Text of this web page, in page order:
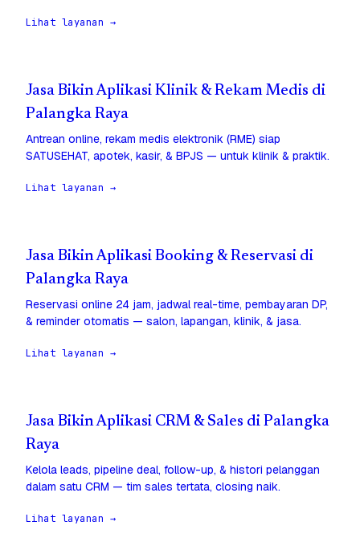
Lihat layanan →
Jasa Bikin Aplikasi Klinik & Rekam Medis di
Palangka Raya
Antrean online, rekam medis elektronik (RME) siap
SATUSEHAT, apotek, kasir, & BPJS — untuk klinik & praktik.
Lihat layanan →
Jasa Bikin Aplikasi Booking & Reservasi di
Palangka Raya
Reservasi online 24 jam, jadwal real-time, pembayaran DP,
& reminder otomatis — salon, lapangan, klinik, & jasa.
Lihat layanan →
Jasa Bikin Aplikasi CRM & Sales di Palangka
Raya
Kelola leads, pipeline deal, follow-up, & histori pelanggan
dalam satu CRM — tim sales tertata, closing naik.
Lihat layanan →